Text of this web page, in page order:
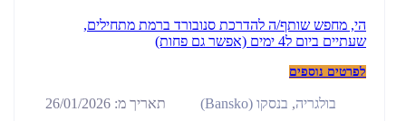
הי, מחפש שותף/ה להדרכת סנובורד ברמת מתחילים,
שעתיים ביום ל4 ימים (אפשר גם פחות)
לפרטים נוספים
בולגריה, בנסקו (Bansko) תאריך מ: 26/01/2026